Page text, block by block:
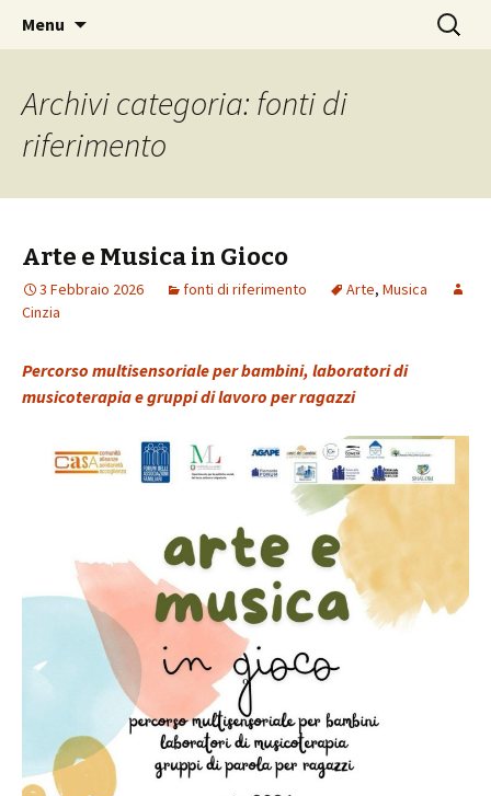
Associazione La casa di
Oreste
accoglienza e condivisione familiare
Menu
Ricerca
per:
Archivi categoria: fonti di
riferimento
Arte e Musica in Gioco
3 Febbraio 2026 fonti di riferimento Arte, Musica
Cinzia
Percorso multisensoriale per bambini, laboratori di
musicoterapia e gruppi di lavoro per ragazzi